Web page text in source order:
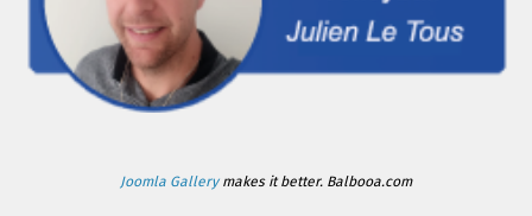
Joomla Gallerymakes it better. Balbooa.com